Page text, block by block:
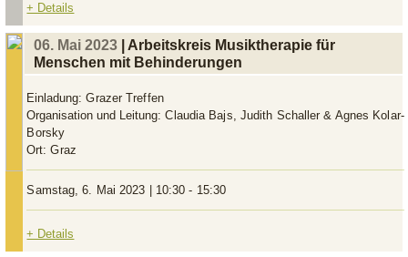
+ Details
06. Mai 2023 | Arbeitskreis Musiktherapie für
Menschen mit Behinderungen
Einladung:Grazer Treffen
Organisation und Leitung:Claudia Bajs, Judith Schaller & Agnes Kolar-
Borsky
Ort:Graz
Samstag, 6. Mai 2023 | 10:30 - 15:30
+ Details